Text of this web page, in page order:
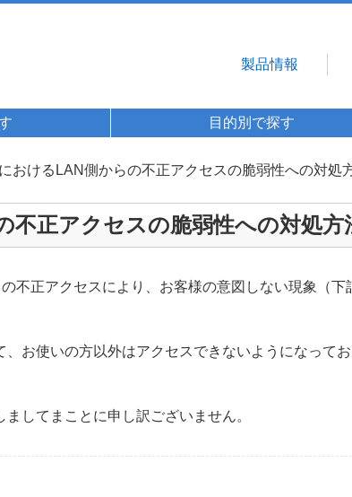
製品情報
目的別で探す
おけるLAN側からの不正アクセスの脆弱性への対処
正アクセスの脆弱性への対処方
不正アクセスにより、お客様の意図しない現象（
お使いの方以外はアクセスできないようになって
してまことに申し訳ございません。